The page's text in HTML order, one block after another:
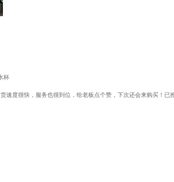
杯
速度很快，服务也很到位，给老板点个赞，下次还会来购买！已